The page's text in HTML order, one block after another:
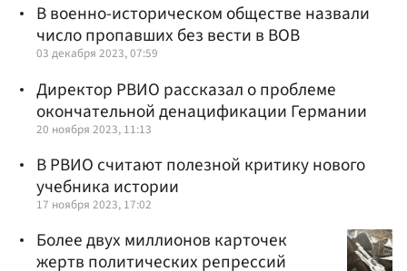
В военно-историческом обществе назвали
число пропавших без вести в ВОВ
03 декабря 2023, 07:59
Директор РВИО рассказал о проблеме
окончательной денацификации Германии
20 ноября 2023, 11:13
В РВИО считают полезной критику нового
учебника истории
17 ноября 2023, 17:02
Более двух миллионов карточек
жертв политических репрессий